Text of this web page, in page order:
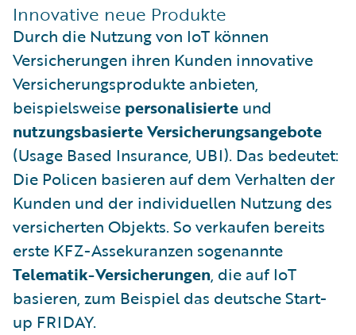
Innovative neue Produkte
Durch die Nutzung von IoT können
Versicherungen ihren Kunden innovative
Versicherungsprodukte anbieten,
beispielsweise personalisierte und
nutzungsbasierte Versicherungsangebote
(Usage Based Insurance, UBI). Das bedeutet:
Die Policen basieren auf dem Verhalten der
Kunden und der individuellen Nutzung des
versicherten Objekts. So verkaufen bereits
erste KFZ-Assekuranzen sogenannte
Telematik-Versicherungen, die auf IoT
basieren, zum Beispiel das deutsche Start-
up FRIDAY.